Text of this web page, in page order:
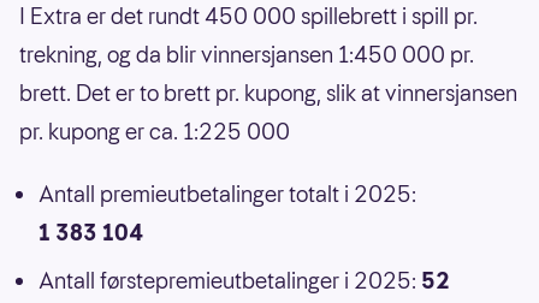
I Extra er det rundt 450 000 spillebrett i spill pr.
trekning, og da blir vinnersjansen 1:450 000 pr.
brett. Det er to brett pr. kupong, slik at vinnersjansen
pr. kupong er ca. 1:225 000
Antall premieutbetalinger totalt i 2025:
1 383 104
Antall førstepremieutbetalinger i 2025: 52